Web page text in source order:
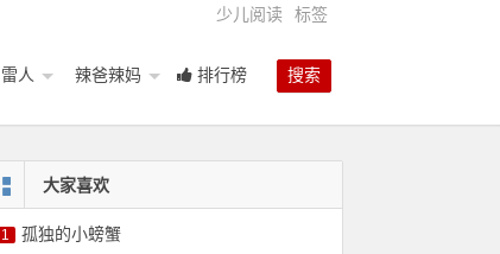
少儿阅读 标签
搜索
雷人 辣爸辣妈 排行榜
大家喜欢
1 孤独的小螃蟹